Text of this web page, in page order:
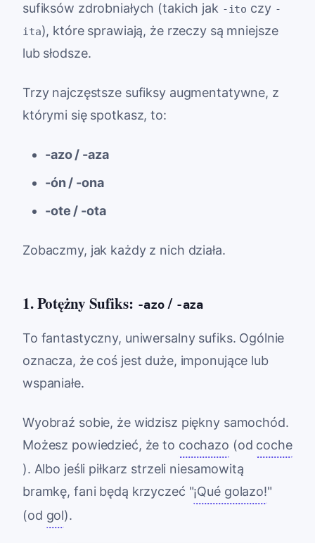
sufiksów zdrobniałych (takich jak -ito czy -
ita), które sprawiają, że rzeczy są mniejsze
lub słodsze.
Trzy najczęstsze sufiksy augmentatywne, z
którymi się spotkasz, to:
-azo / -aza
-ón / -ona
-ote / -ota
Zobaczmy, jak każdy z nich działa.
1. Potężny Sufiks: -azo / -aza
To fantastyczny, uniwersalny sufiks. Ogólnie
oznacza, że coś jest duże, imponujące lub
wspaniałe.
Wyobraź sobie, że widzisz piękny samochód.
Możesz powiedzieć, że to cochazo (od coche
). Albo jeśli piłkarz strzeli niesamowitą
bramkę, fani będą krzyczeć "¡Qué golazo!"
(od gol).